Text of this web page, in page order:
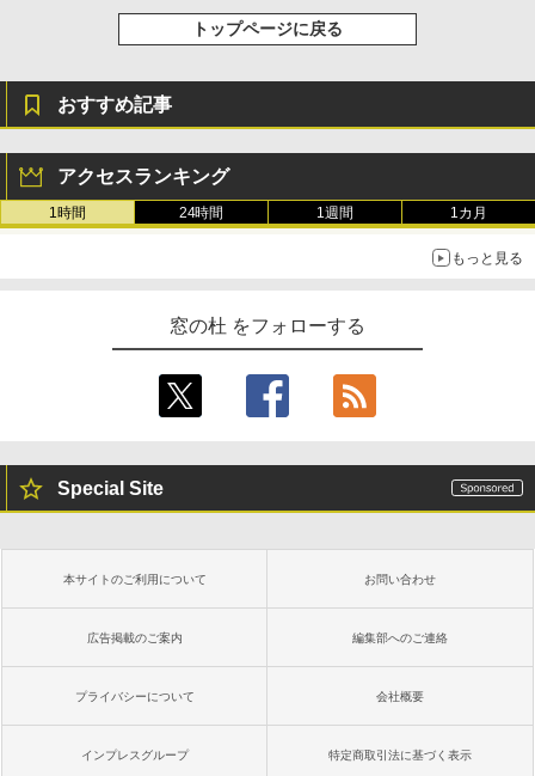
トップページに戻る
おすすめ記事
アクセスランキング
1時間 24時間 1週間 1カ月
もっと見る
窓の杜 をフォローする
Special Site
本サイトのご利用について お問い合わせ
広告掲載のご案内 編集部へのご連絡
プライバシーについて 会社概要
インプレスグループ 特定商取引法に基づく表示